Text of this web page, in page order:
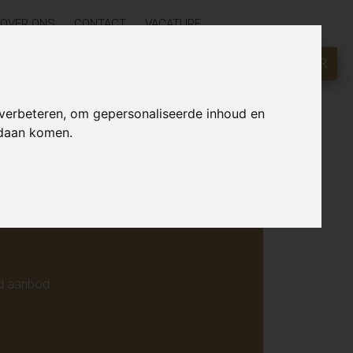
om gepersonaliseerde inhoud en
komen.
OVER ONS CONTACT VACATURE
KLIK HIER
online.
aanbod.